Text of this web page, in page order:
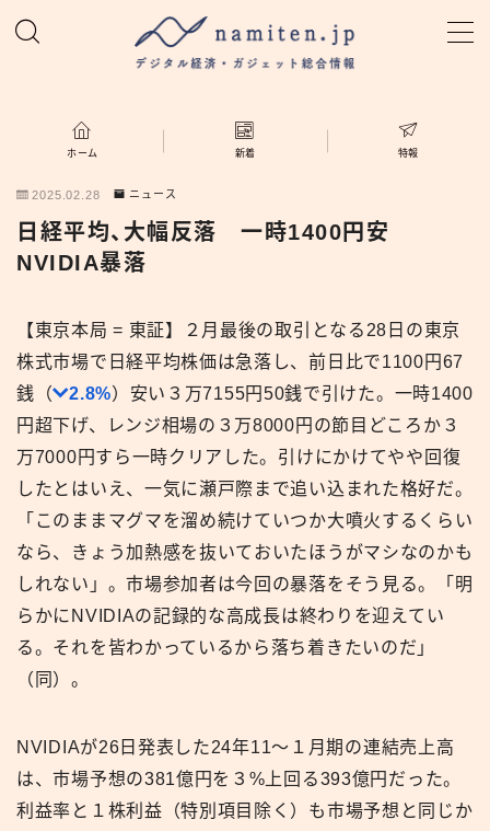
ホーム
新着
namiten.jp
ホーム 新着 特報
2025.02.28 ニュース
日経平均、大幅反落 一時1400円安
NVIDIA暴落
【東京本局 = 東証】２月最後の取引となる28日の東京
株式市場で日経平均株価は急落し、前日比で1100円67
銭（
2.8%）安い３万7155円50銭で引けた。一時1400
円超下げ、レンジ相場の３万8000円の節目どころか３
万7000円すら一時クリアした。引けにかけてやや回復
したとはいえ、一気に瀬戸際まで追い込まれた格好だ。
「このままマグマを溜め続けていつか大噴火するくらい
なら、きょう加熱感を抜いておいたほうがマシなのかも
しれない」。市場参加者は今回の暴落をそう見る。「明
らかにNVIDIAの記録的な高成長は終わりを迎えてい
る。それを皆わかっているから落ち着きたいのだ」
（同）。
NVIDIAが26日発表した24年11〜１月期の連結売上高
は、市場予想の381億円を３%上回る393億円だった。
利益率と１株利益（特別項目除く）も市場予想と同じか